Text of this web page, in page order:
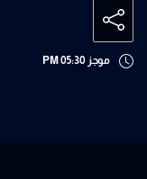
موجز 05:30 PM